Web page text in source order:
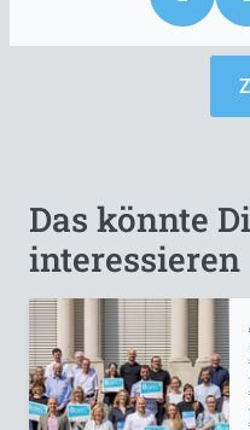
Das könnte
interessieren